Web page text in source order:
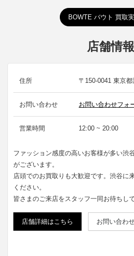
BOWTE バウト 買取
店舗情報
住所 〒150-0041 東京
お問い合わせ お問い合わせフォ
営業時間 12:00 ~ 20:00
ファッション感度の高いお客様が多い渋
がございます。
店頭でのお買取りも大歓迎です。渋谷に
ください。
皆さまのご来店をスタッフ一同お待ちし
店舗詳細はこちら お問い合わ